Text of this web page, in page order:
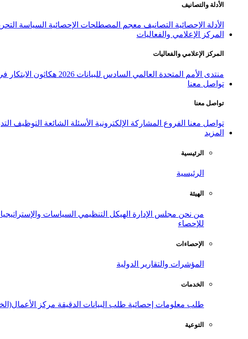
الأدلة والتصانيف
الأدلة الإحصائية التصانيف معجم المصطلحات الإحصائية السياسة
المركز الإعلامي والفعاليات
المركز الإعلامي والفعاليات
منتدى الأمم المتحدة العالمي السادس للبيانات 2026 هكاثون الابتكار
تواصل معنا
تواصل معنا
تواصل معنا الفروع المشاركة الإلكترونية الأسئلة الشائعة التوظيف
المزيد
الرئيسية
الرئيسية
الهيئة
من نحن مجلس الإدارة الهيكل التنظيمي السياسات
للإحصاء
الإحصاءات
المؤشرات والتقارير الدولية
الخدمات
طلب معلومات إحصائية طلب البيانات الدقيقة مركز
التوعية